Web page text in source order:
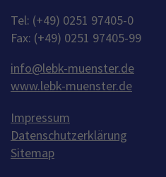
Tel: (+49) 0251 97405-0
Fax: (+49) 0251 97405-99
info@lebk-muenster.de
www.lebk-muenster.de
Impressum
Datenschutzerklärung
Sitemap